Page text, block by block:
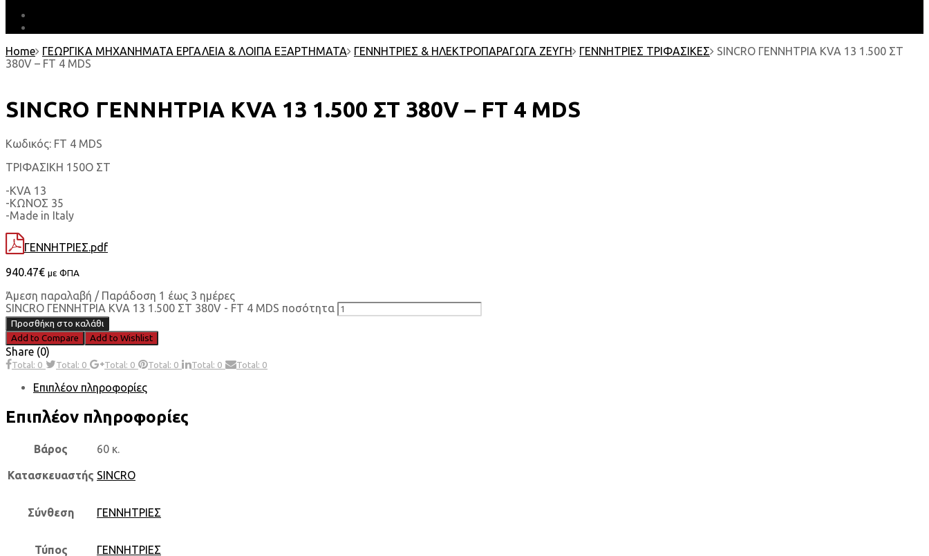
Home
ΓΕΩΡΓΙΚΑ ΜΗΧΑΝΗΜΑΤΑ ΕΡΓΑΛΕΙΑ & ΛΟΙΠΑ ΕΞΑΡΤΗΜΑΤΑ ΓΕΝΝΗΤΡΙΕΣ & ΗΛΕΚΤΡΟΠΑΡΑΓΩΓΑ ΖΕΥΓΗ ΓΕΝΝΗΤΡΙΕΣ ΤΡΙΦΑΣΙΚΕΣ
SINCRO ΓΕΝΝΗΤΡΙΑ KVA 13 1.500 ΣΤ
380V – FΤ 4 MDS
SINCRO ΓΕΝΝΗΤΡΙΑ KVA 13 1.500 ΣΤ 380V – FΤ 4 MDS
Κωδικός: FΤ 4 MDS
ΤΡΙΦΑΣΙΚΗ 150Ο ΣΤ
-KVA 13
-ΚΩΝΟΣ 35
-Made in Italy
ΓΕΝΝΗΤΡΙΕΣ.pdf
940.47€ με ΦΠΑ
Άμεση παραλαβή / Παράδοση 1 έως 3 ημέρες
SINCRO ΓΕΝΝΗΤΡΙΑ KVA 13 1.500 ΣΤ 380V - FΤ 4 MDS ποσότητα
Προσθήκη στο καλάθι
Add to Compare
Add to Wishlist
Share (0)
Total: 0 Total: 0 Total: 0 Total: 0 Total: 0 Total: 0
Επιπλέον πληροφορίες
Επιπλέον πληροφορίες
Βάρος 60 κ.
Κατασκευαστής SINCRO
Σύνθεση ΓΕΝΝΗΤΡΙΕΣ
Τύπος ΓΕΝΝΗΤΡΙΕΣ